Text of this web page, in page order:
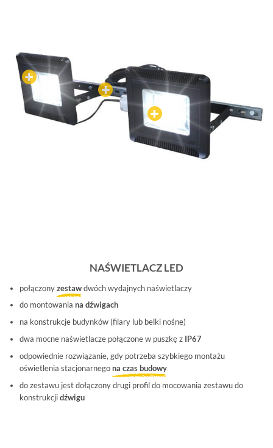
NAŚWIETLACZ LED
połączonyzestawdwóch wydajnych naświetlaczy
do montowania na dźwigach
na konstrukcje budynków (filary lub belki nośne)
dwa mocne naświetlacze połączone w puszkę z IP67
odpowiednie rozwiązanie, gdy potrzeba szybkiego montażu
oświetlenia stacjonarnegona czas budowy
do zestawu jest dołączony drugi profil do mocowania zestawu do
konstrukcjidźwigu